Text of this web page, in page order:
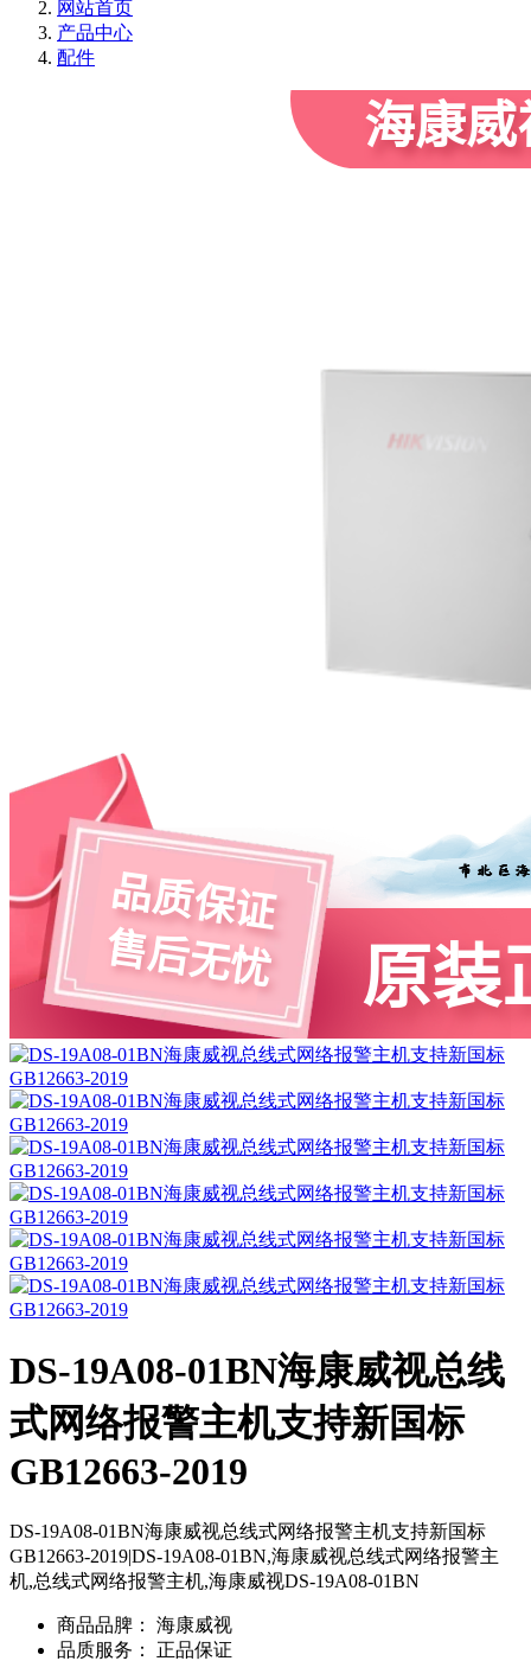
网站首页
产品中心
配件
DS-19A08-01BN海康威视总线
式网络报警主机支持新国标
GB12663-2019
DS-19A08-01BN海康威视总线式网络报警主机支持新国标
GB12663-2019|DS-19A08-01BN,海康威视总线式网络报警主
机,总线式网络报警主机,海康威视DS-19A08-01BN
商品品脾：
海康威视
品质服务：
正品保证